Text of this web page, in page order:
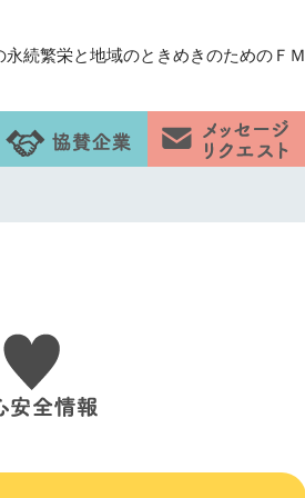
永続繁栄と地域のときめきのためのＦＭ